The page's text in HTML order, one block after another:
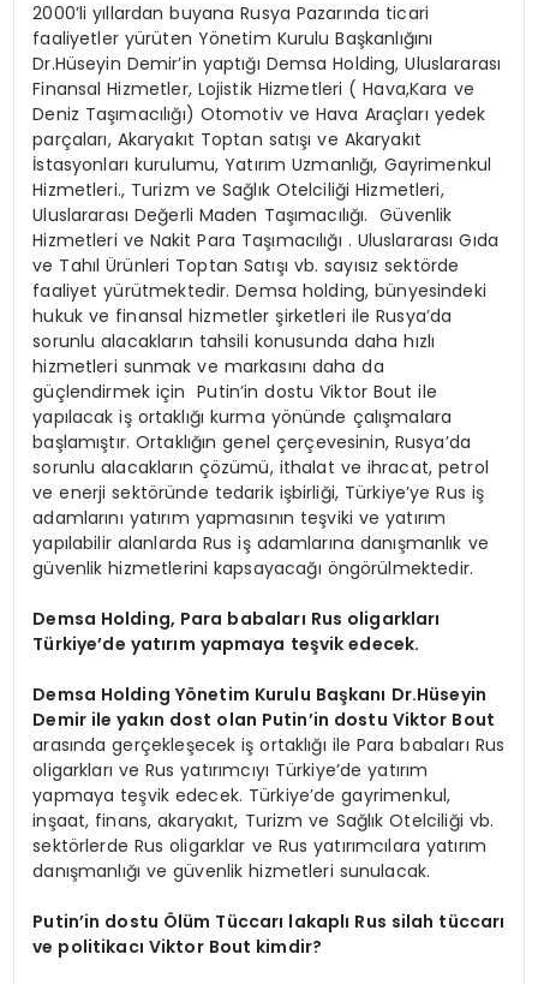
2000’li yıllardan buyana Rusya Pazarında ticari
faaliyetler yürüten Yönetim Kurulu Başkanlığını
Dr.Hüseyin Demir’in yaptığı Demsa Holding, Uluslararası
Finansal Hizmetler, Lojistik Hizmetleri ( Hava,Kara ve
Deniz Taşımacılığı) Otomotiv ve Hava Araçları yedek
parçaları, Akaryakıt Toptan satışı ve Akaryakıt
İstasyonları kurulumu, Yatırım Uzmanlığı, Gayrimenkul
Hizmetleri., Turizm ve Sağlık Otelciliği Hizmetleri,
Uluslararası Değerli Maden Taşımacılığı. Güvenlik
Hizmetleri ve Nakit Para Taşımacılığı . Uluslararası Gıda
ve Tahıl Ürünleri Toptan Satışı vb. sayısız sektörde
faaliyet yürütmektedir. Demsa holding, bünyesindeki
hukuk ve finansal hizmetler şirketleri ile Rusya’da
sorunlu alacakların tahsili konusunda daha hızlı
hizmetleri sunmak ve markasını daha da
güçlendirmek için Putin’in dostu Viktor Bout ile
yapılacak iş ortaklığı kurma yönünde çalışmalara
başlamıştır. Ortaklığın genel çerçevesinin, Rusya’da
sorunlu alacakların çözümü, ithalat ve ihracat, petrol
ve enerji sektöründe tedarik işbirliği, Türkiye’ye Rus iş
adamlarını yatırım yapmasının teşviki ve yatırım
yapılabilir alanlarda Rus iş adamlarına danışmanlık ve
güvenlik hizmetlerini kapsayacağı öngörülmektedir.
Demsa Holding, Para babaları Rus oligarkları
Türkiye’de yatırım yapmaya teşvik edecek.
Demsa Holding Yönetim Kurulu Başkanı Dr.Hüseyin
Demir ile yakın dost olan Putin’in dostu Viktor Bout
arasında gerçekleşecek iş ortaklığı ile Para babaları Rus
oligarkları ve Rus yatırımcıyı Türkiye’de yatırım
yapmaya teşvik edecek. Türkiye’de gayrimenkul,
inşaat, finans, akaryakıt, Turizm ve Sağlık Otelciliği vb.
sektörlerde Rus oligarklar ve Rus yatırımcılara yatırım
danışmanlığı ve güvenlik hizmetleri sunulacak.
Putin’in dostu Ölüm Tüccarı lakaplı Rus silah tüccarı
ve politikacı Viktor Bout kimdir?